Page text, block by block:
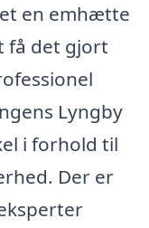
en emhætte
få det gjort
Lyngby
i forhold til
Der er